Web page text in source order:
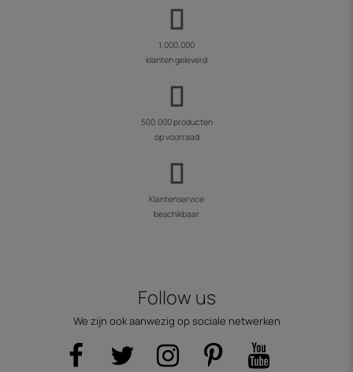
1.000.000
klanten geleverd
500.000 producten
op voorraad
Klantenservice
beschikbaar
Follow us
We zijn ook aanwezig op sociale netwerken